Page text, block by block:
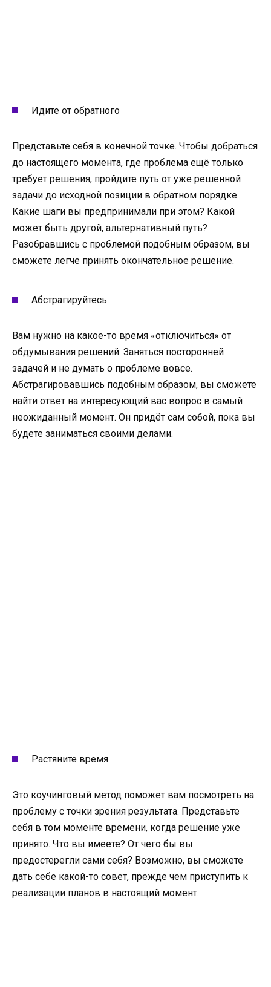
Идите от обратного
Представьте себя в конечной точке. Чтобы добраться
до настоящего момента, где проблема ещё только
требует решения, пройдите путь от уже решенной
задачи до исходной позиции в обратном порядке.
Какие шаги вы предпринимали при этом? Какой
может быть другой, альтернативный путь?
Разобравшись с проблемой подобным образом, вы
сможете легче принять окончательное решение.
Абстрагируйтесь
Вам нужно на какое-то время «отключиться» от
обдумывания решений. Заняться посторонней
задачей и не думать о проблеме вовсе.
Абстрагировавшись подобным образом, вы сможете
найти ответ на интересующий вас вопрос в самый
неожиданный момент. Он придёт сам собой, пока вы
будете заниматься своими делами.
Растяните время
Это коучинговый метод поможет вам посмотреть на
проблему с точки зрения результата. Представьте
себя в том моменте времени, когда решение уже
принято. Что вы имеете? От чего бы вы
предостерегли сами себя? Возможно, вы сможете
дать себе какой-то совет, прежде чем приступить к
реализации планов в настоящий момент.